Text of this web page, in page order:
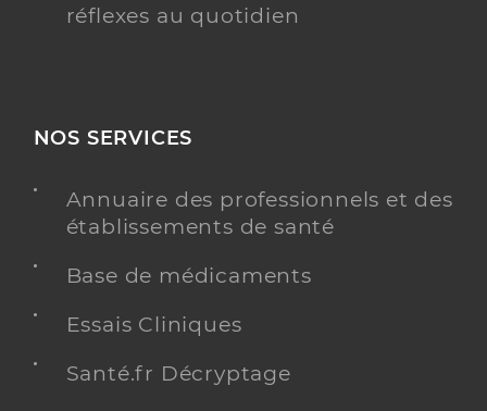
réflexes au quotidien
NOS SERVICES
Annuaire des professionnels et des
établissements de santé
Base de médicaments
Essais Cliniques
Santé.fr Décryptage